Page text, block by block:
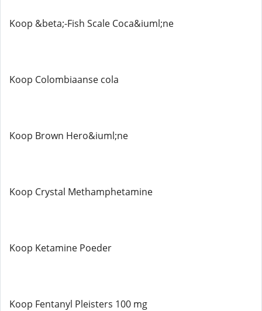
Koop &beta;-Fish Scale Coca&iuml;ne
Koop Colombiaanse cola
Koop Brown Hero&iuml;ne
Koop Crystal Methamphetamine
Koop Ketamine Poeder
Koop Fentanyl Pleisters 100 mg